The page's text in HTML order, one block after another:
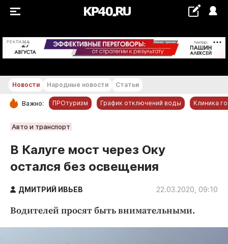
РЕКЛАМА +29...+30 °С
РУБРИКИ
Новости компаний
Статьи
Народные новости
Авто и транспорт
Благоустройство
Новости Народные новости Статьи
Важно: ПРОтуризм График отключений воды Клиника
Авто и транспорт
В Калуге мост через Оку
остался без освещения
ДМИТРИЙ ИВЬЕВ 22.03.2020, 09:10
Водителей просят быть внимательными.